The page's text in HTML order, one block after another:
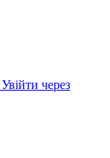
Увійти через